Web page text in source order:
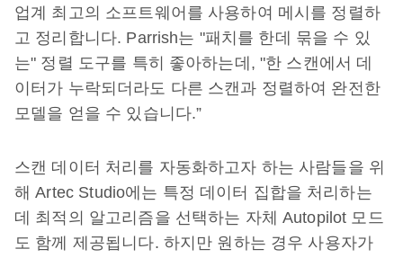
업계 최고의 소프트웨어를 사용하여 메시를 정렬하
고 정리합니다. Parrish는 "패치를 한데 묶을 수 있
는" 정렬 도구를 특히 좋아하는데, "한 스캔에서 데
이터가 누락되더라도 다른 스캔과 정렬하여 완전한
모델을 얻을 수 있습니다.”
스캔 데이터 처리를 자동화하고자 하는 사람들을 위
해 Artec Studio에는 특정 데이터 집합을 처리하는
데 최적의 알고리즘을 선택하는 자체 Autopilot 모드
도 함께 제공됩니다. 하지만 원하는 경우 사용자가